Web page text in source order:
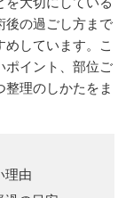
後の過ごし方まで
しています。こ
ポイント、部位ご
整理のしかたをま
理由